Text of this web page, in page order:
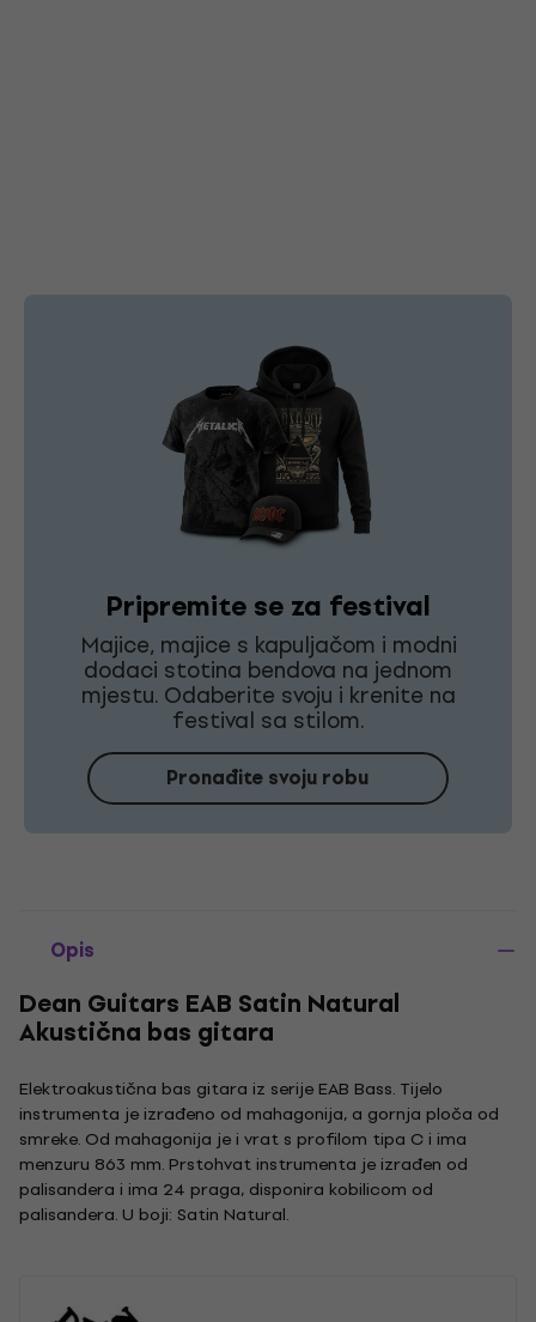
Pripremite se za festival
Majice, majice s kapuljačom i modni
dodaci stotina bendova na jednom
mjestu. Odaberite svoju i krenite na
festival sa stilom.
Pronađite svoju robu
Opis
Dean Guitars EAB Satin Natural
Akustična bas gitara
Elektroakustična bas gitara iz serije EAB Bass. Tijelo
instrumenta je izrađeno od mahagonija, a gornja ploča od
smreke. Od mahagonija je i vrat s profilom tipa C i ima
menzuru 863 mm. Prstohvat instrumenta je izrađen od
palisandera i ima 24 praga, disponira kobilicom od
palisandera. U boji: Satin Natural.